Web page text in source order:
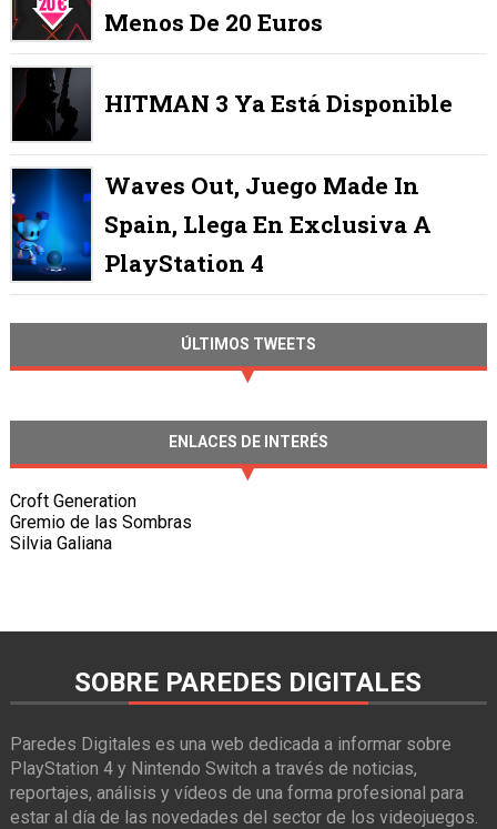
Menos De 20 Euros
HITMAN 3 Ya Está Disponible
Waves Out, Juego Made In
Spain, Llega En Exclusiva A
PlayStation 4
ÚLTIMOS TWEETS
ENLACES DE INTERÉS
Croft Generation
Gremio de las Sombras
Silvia Galiana
SOBRE PAREDES DIGITALES
Paredes Digitales es una web dedicada a informar sobre
PlayStation 4 y Nintendo Switch a través de noticias,
reportajes, análisis y vídeos de una forma profesional para
estar al día de las novedades del sector de los videojuegos.